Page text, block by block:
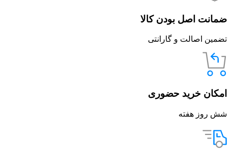
ضمانت اصل بودن کالا
تضمین اصالت و گارانتی
امکان خرید حضوری
شش روز هفته